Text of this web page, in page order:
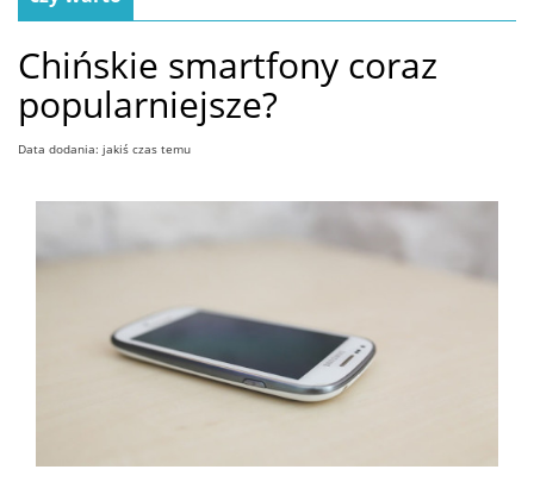
Chińskie smartfony coraz
popularniejsze?
Data dodania: jakiś czas temu